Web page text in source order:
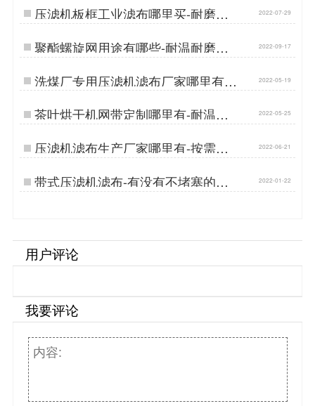
压滤机板框工业滤布哪里买-耐磨损
高性价比[丹娜鸶]…
2022-07-29
聚酯螺旋网用途有哪些-耐温耐磨不
跑偏[丹娜鸶]…
2022-09-17
洗煤厂专用压滤机滤布厂家哪里有-
高强度耐磨损{丹娜鸶过滤}…
2022-05-19
茶叶烘干机网带定制哪里有-耐温耐
磨{丹娜鸶过滤}…
2022-05-25
压滤机滤布生产厂家哪里有-按需定
制{丹娜鸶过滤}…
2022-06-21
带式压滤机滤布-有没有不堵塞的过
滤布{丹娜鸶过滤}…
2022-01-22
用户评论
我要评论